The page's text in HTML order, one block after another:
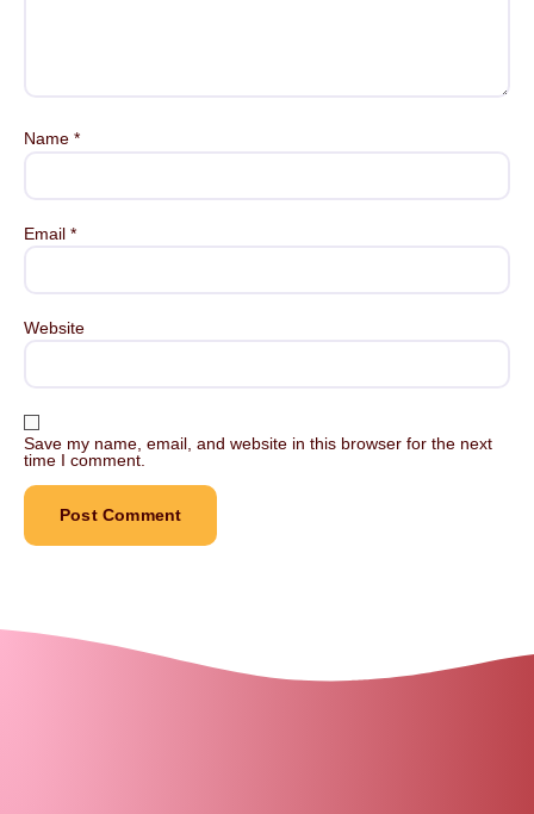
Name *
Email *
Website
Save my name, email, and website in this browser for the next
time I comment.